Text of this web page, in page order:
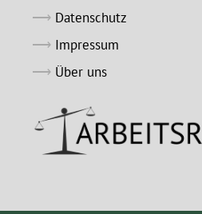
Datenschutz
Impressum
Über uns